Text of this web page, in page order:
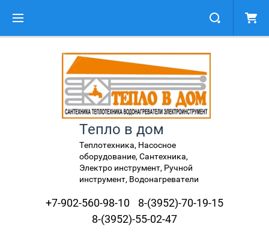
Тепло в дом
Теплотехника, Насосное
оборудование, Сантехника,
Электро инструмент, Ручной
инструмент, Водонагреватели
+7-902-560-98-10
8-(3952)-70-19-15
8-(3952)-55-02-47